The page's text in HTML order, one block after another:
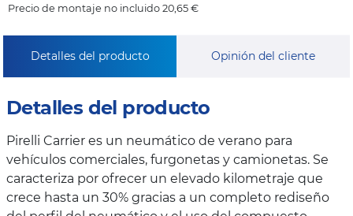
Precio de montaje no incluido 20,65 €
Detalles del producto Opinión del cliente
Detalles del producto
Pirelli Carrier es un neumático de verano para
vehículos comerciales, furgonetas y camionetas. Se
caracteriza por ofrecer un elevado kilometraje que
crece hasta un 30% gracias a un completo rediseño